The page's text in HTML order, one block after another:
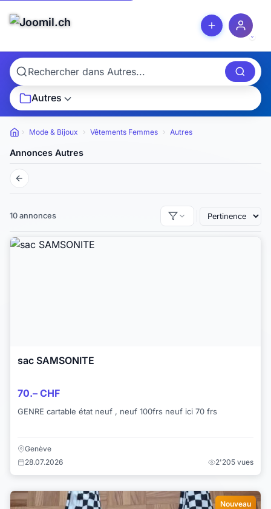
Autres
Petites annonces
Mode & Bijoux Vêtements Femmes Autres
Annonces Autres
10 annonces
sac SAMSONITE
70.– CHF
GENRE cartable état neuf , neuf 100frs neuf ici 70 frs
Genève
28.07.2026
2'205 vues
Nouveau